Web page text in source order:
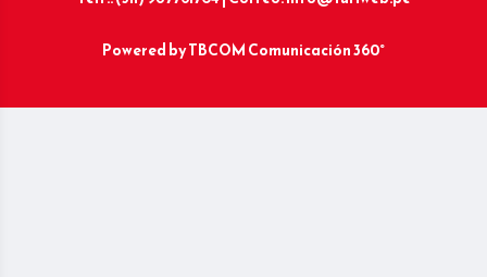
Powered byTBCOM Comunicación 360°